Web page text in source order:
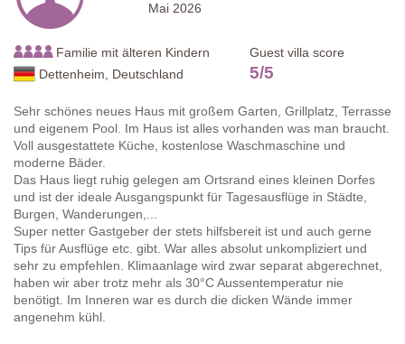
Mai 2026
Familie mit älteren Kindern
Dettenheim, Deutschland
Guest villa score
5/5
Sehr schönes neues Haus mit großem Garten, Grillplatz, Terrasse
und eigenem Pool. Im Haus ist alles vorhanden was man braucht.
Voll ausgestattete Küche, kostenlose Waschmaschine und
moderne Bäder.
Das Haus liegt ruhig gelegen am Ortsrand eines kleinen Dorfes
und ist der ideale Ausgangspunkt für Tagesausflüge in Städte,
Burgen, Wanderungen,...
Super netter Gastgeber der stets hilfsbereit ist und auch gerne
Tips für Ausflüge etc. gibt. War alles absolut unkompliziert und
sehr zu empfehlen. Klimaanlage wird zwar separat abgerechnet,
haben wir aber trotz mehr als 30°C Aussentemperatur nie
benötigt. Im Inneren war es durch die dicken Wände immer
angenehm kühl.